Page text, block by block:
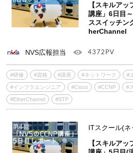
【スキルア
講座」6日目
ススイッチン
herChannel
NVS広報担当 4372PV
#研修 #資格 #講座 #ネットワーク #
#インフラエンジニア #Cisco #CCNP #
#EtherChannel #STP
ITスクール(
【スキルア